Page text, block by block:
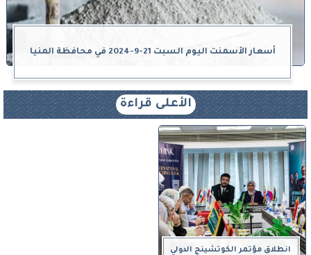
أسعار الأسمنت اليوم السبت 21-9-2024 في محافظة المنيا
الأعلى قراءة
انطلاق مؤتمر الكوتشينج الدولي